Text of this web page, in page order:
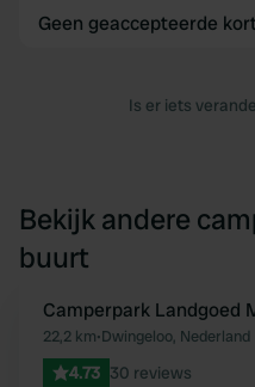
Geen geaccepteerde
Is er iets
Bekijk andere
buurt
Boek direct
Camperpark Landgoed
22,2 km•Dwingeloo, Nederland
4.73 30 reviews